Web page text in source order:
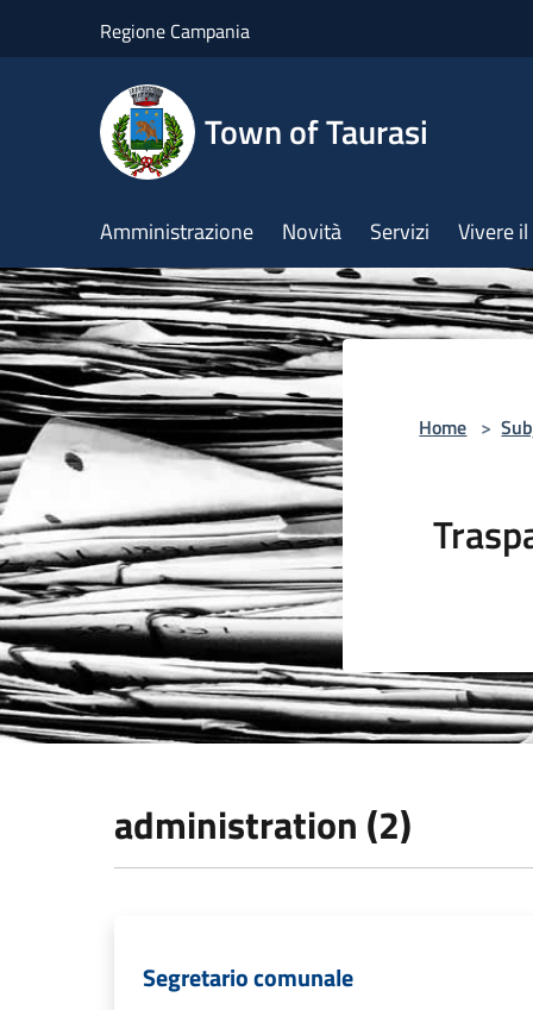
Regione Campania
Town of Taurasi
Amministrazione Novità Servizi Vivere
Home >
administration (2)
Segretario comunale